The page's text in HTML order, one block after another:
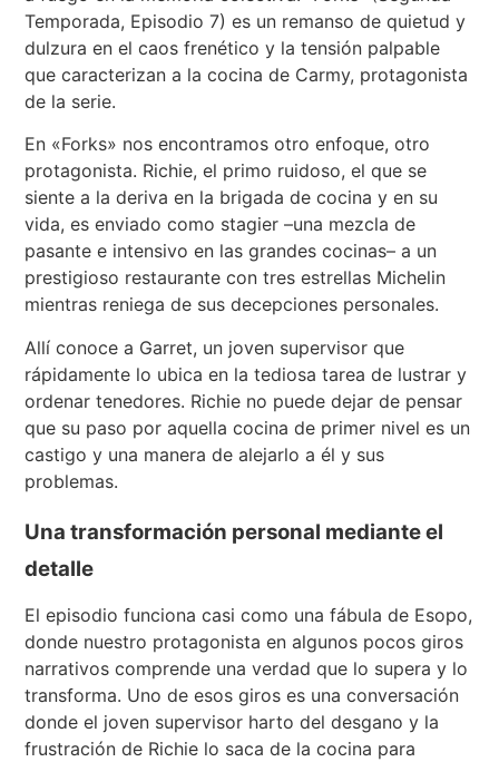
Temporada, Episodio 7) es un remanso de quietud y
dulzura en el caos frenético y la tensión palpable
que caracterizan a la cocina de Carmy, protagonista
de la serie.
En «Forks» nos encontramos otro enfoque, otro
protagonista. Richie, el primo ruidoso, el que se
siente a la deriva en la brigada de cocina y en su
vida, es enviado como stagier –una mezcla de
pasante e intensivo en las grandes cocinas– a un
prestigioso restaurante con tres estrellas Michelin
mientras reniega de sus decepciones personales.
Allí conoce a Garret, un joven supervisor que
rápidamente lo ubica en la tediosa tarea de lustrar y
ordenar tenedores. Richie no puede dejar de pensar
que su paso por aquella cocina de primer nivel es un
castigo y una manera de alejarlo a él y sus
problemas.
Una transformación personal mediante el
detalle
El episodio funciona casi como una fábula de Esopo,
donde nuestro protagonista en algunos pocos giros
narrativos comprende una verdad que lo supera y lo
transforma. Uno de esos giros es una conversación
donde el joven supervisor harto del desgano y la
frustración de Richie lo saca de la cocina para